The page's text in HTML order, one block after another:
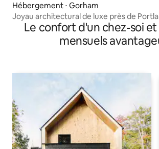
Hébergement ⋅ Gorham
Joyau architectural de luxe près de
Le confort d'un chez-soi
mensuels